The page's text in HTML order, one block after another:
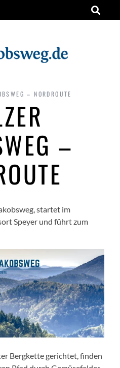
– NORDROUTE
–
startet im
Speyer und führt zum
Bergkette gerichtet, finden